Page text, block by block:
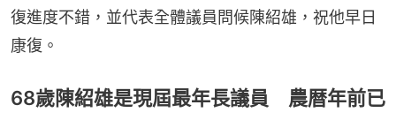
復進度不錯，並代表全體議員問候陳紹雄，祝他早日
康復。
68歲陳紹雄是現屆最年長議員 農暦年前已